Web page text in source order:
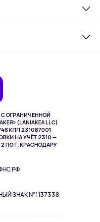
ОГРАНИЧЕННОЙ
(LANIAKEA LLC)
КПП 231087001
НА УЧЁТ 2310 —
ПО Г. КРАСНОДАРУ
РФ
ЗНАК №1137338